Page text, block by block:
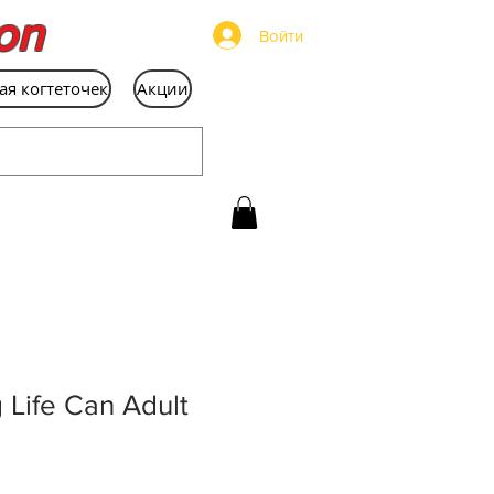
Войти
когтеточек Акции
Life Can Adult